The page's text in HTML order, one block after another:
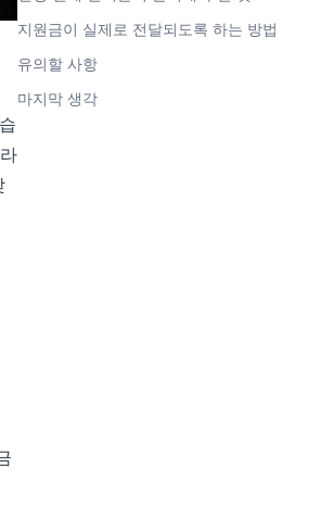
지원금이 실제로 전달되도록 하는 방법
유의할 사항
마지막 생각